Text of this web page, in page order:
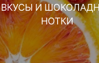
ВКУСЫ И
НОТКИ